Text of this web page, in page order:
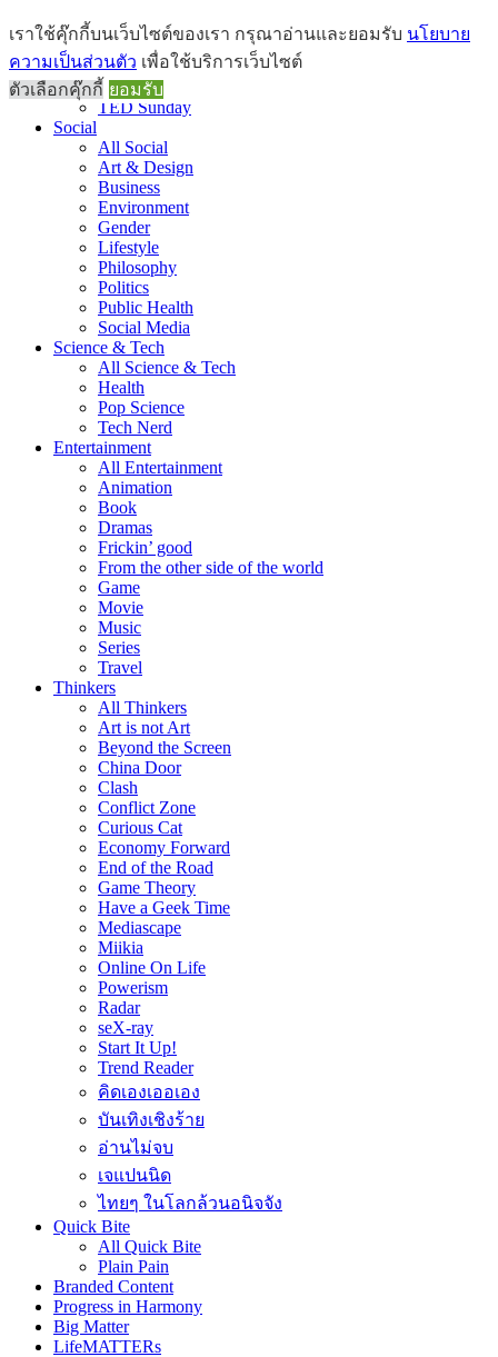
Brief
All Brief
Goods Morning
Recap
TED Sunday
Social
All Social
Art & Design
Business
Environment
Gender
Lifestyle
Philosophy
Politics
Public Health
Social Media
Science & Tech
All Science & Tech
Health
Pop Science
Tech Nerd
Entertainment
All Entertainment
Animation
Book
Dramas
Frickin’ good
From the other side of the world
Game
Movie
Music
Series
Travel
Thinkers
All Thinkers
Art is not Art
Beyond the Screen
China Door
Clash
Conflict Zone
Curious Cat
Economy Forward
End of the Road
Game Theory
Have a Geek Time
Mediascape
Miikia
Online On Life
Powerism
Radar
seX-ray
Start It Up!
Trend Reader
คิดเองเออเอง
บันเทิงเชิงร้าย
อ่านไม่จบ
เจแปนนิด
ไทยๆ ในโลกล้วนอนิจจัง
Quick Bite
All Quick Bite
Plain Pain
Branded Content
Progress in Harmony
Big Matter
LifeMATTERs
เราใช้คุ๊กกี้บนเว็บไซต์ของเรา กรุณาอ่านและยอมรับ นโยบาย
ความเป็นส่วนตัว เพื่อใช้บริการเว็บไซต์
ตัวเลือกคุ๊กกี้ ยอมรับ